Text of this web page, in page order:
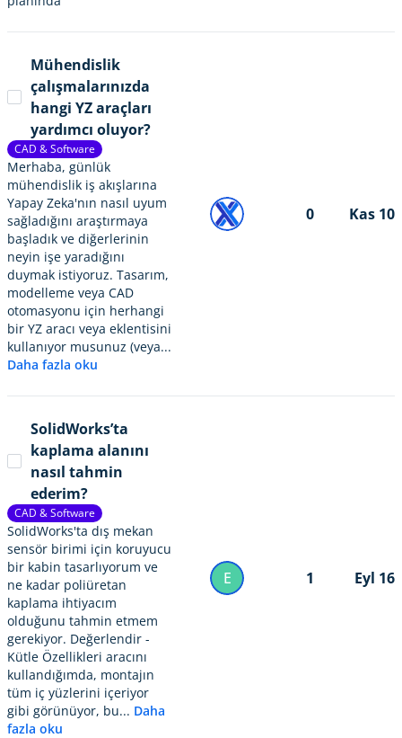
Mühendislik
çalışmalarınızda
hangi YZ araçları
yardımcı oluyor?
CAD & Software
Merhaba, günlük
mühendislik iş akışlarına
Yapay Zeka'nın nasıl uyum
sağladığını araştırmaya
başladık ve diğerlerinin
neyin işe yaradığını
duymak istiyoruz. Tasarım,
modelleme veya CAD
otomasyonu için herhangi
bir YZ aracı veya eklentisini
kullanıyor musunuz (veya...
Daha fazla oku
0 Kas 10
SolidWorks’ta
kaplama alanını
nasıl tahmin
ederim?
CAD & Software
SolidWorks'ta dış mekan
sensör birimi için koruyucu
bir kabin tasarlıyorum ve
ne kadar poliüretan
kaplama ihtiyacım
olduğunu tahmin etmem
gerekiyor. Değerlendir -
Kütle Özellikleri aracını
kullandığımda, montajın
tüm iç yüzlerini içeriyor
gibi görünüyor, bu... Daha
fazla oku
E 1 Eyl 16